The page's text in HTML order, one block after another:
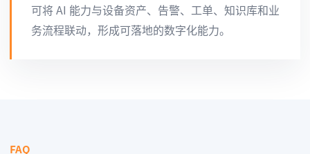
可将 AI 能力与设备资产、告警、工单、知识库和业
务流程联动，形成可落地的数字化能力。
FAQ